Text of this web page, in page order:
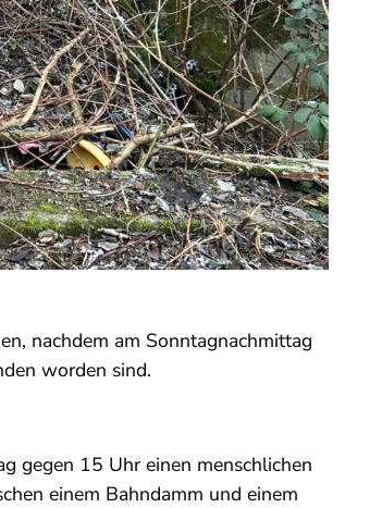
nachdem am Sonntagnachmittag
worden sind.
gegen 15 Uhr einen menschlichen
einem Bahndamm und einem